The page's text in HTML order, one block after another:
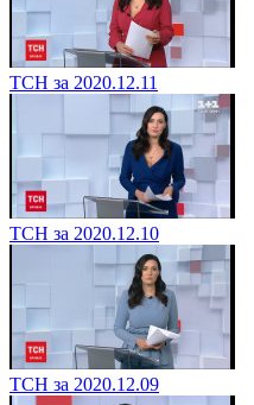
ТСН за 2020.12.11
ТСН за 2020.12.10
ТСН за 2020.12.09